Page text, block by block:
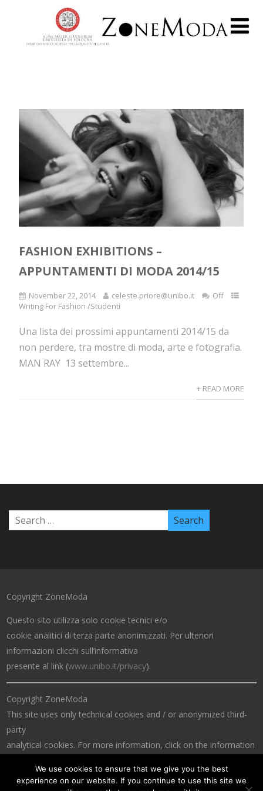
FASHION EXHIBITIONS –
APPUNTAMENTI DI MODA 2014/15
November 22, 2014 celeste.priore@unibo.it
Off
Writing For Fashion /Studenti
Una lista dei prossimi appuntamenti 2014/15 da
non perdere, tra mostre di moda, arte e fotografia.
MAN RAY 13 settembre...
+ READ MORE
Copyright ZoneModa
Questo sito utilizza solo cookie tecnici e/o
cookie analitici di terza parte anonimizzati. Per ulteriori
informazioni clicchi sull’informativa
presente al link (www.unibo.it/privacy).
Copyright ZoneModa
This site uses only technical cookies and / or anonymized third-
party
analytical cookies. For more information, click on the information
We use cookies to ensure that we give you the best
experience on our website. If you continue to use this site we